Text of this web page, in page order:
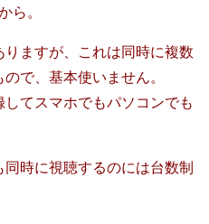
ら。
ますが、これは同時に複数
で、基本使いません。
てスマホでもパソコンでも
時に視聴するのには台数制